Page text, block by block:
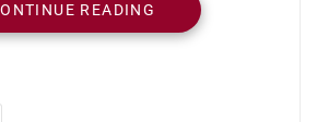
publiku Ministru
no Habitasaun Komunitaria
OGE 2025 ho nia programa
READING